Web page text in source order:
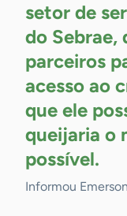
setor de
do Sebrae,
parceiros
acesso ao
que ele
queijaria o
possível.
Informou